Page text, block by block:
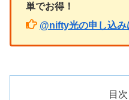
単でお得！
@nifty光の申し込み
目次